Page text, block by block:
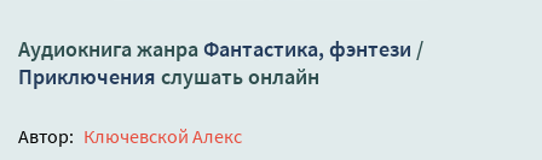
Аудиокнига жанра Фантастика, фэнтези /
Приключения слушать онлайн
Автор: Ключевской Алекс